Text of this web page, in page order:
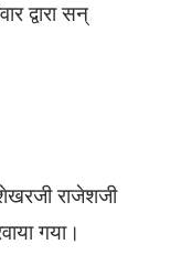
द्वारा सन्
राजेशजी
गया।